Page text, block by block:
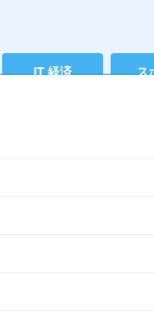
IT 経済 ス